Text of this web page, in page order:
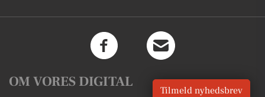
OM VORES DIGITAL
Tilmeld nyhedsbrev